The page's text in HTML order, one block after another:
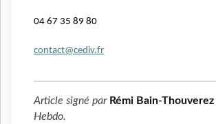
04 67 35 89 80
contact@cediv.fr
Article signé par Rémi Bain-Thouverez
Hebdo.